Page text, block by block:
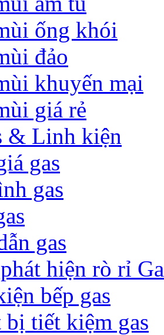
ống khói
đảo
khuyến mại
giá rẻ
& Linh kiện
gas
gas
gas
hiện rò rỉ
bếp gas
tiết kiệm gas